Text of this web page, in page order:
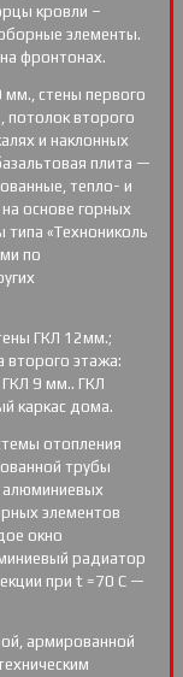
кровли –
элементы.
фронтонах.
стены первого
потолок второго
и наклонных
плита —
тепло- и
основе горных
типа «Технониколь
по
ГКЛ 12мм.;
второго этажа:
9 мм.. ГКЛ
каркас дома.
отопления
трубы
элементов
окно
радиатор
при t =70 С —
армированной